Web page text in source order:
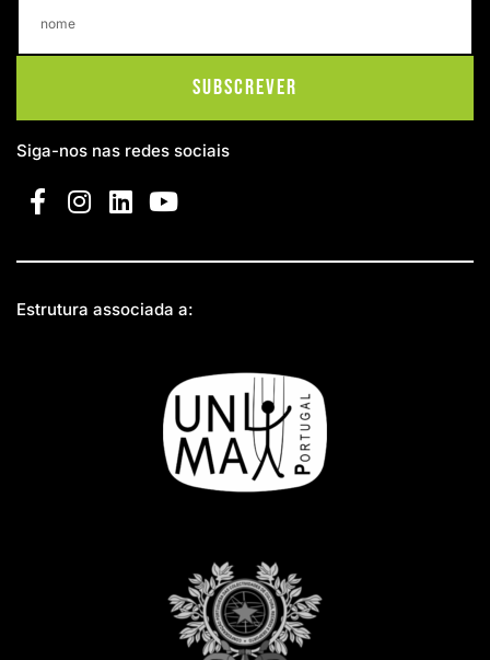
Subscrever
Siga-nos nas redes sociais
Estrutura associada a: